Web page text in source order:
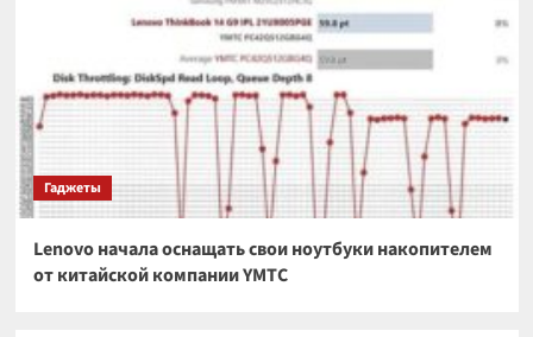
Гаджеты
Lenovo начала оснащать свои ноутбуки накопителем
от китайской компании YMTC